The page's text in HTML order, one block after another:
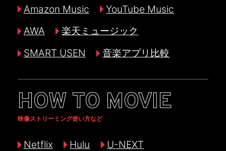
Amazon Music
YouTube Music
AWA
楽天ミュージック
SMART USEN
音楽アプリ比較
HOW TO MOVIE
映像ストリーミング使い方など
Netflix Hulu
U-NEXT